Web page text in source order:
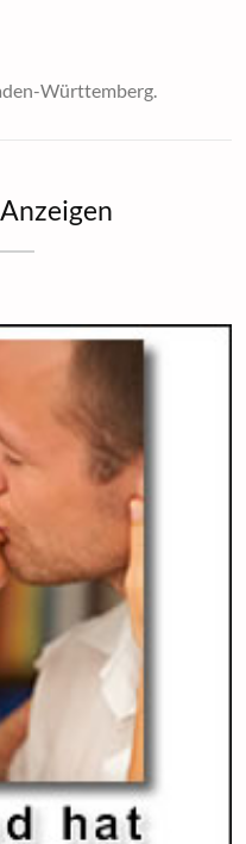
Württemberg.